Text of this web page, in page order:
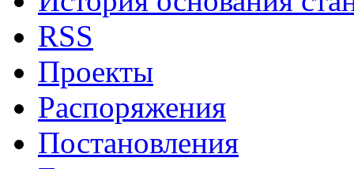
RSS
Проекты
Распоряжения
Постановления